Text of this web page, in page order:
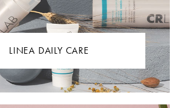
LINEA DAILY CARE